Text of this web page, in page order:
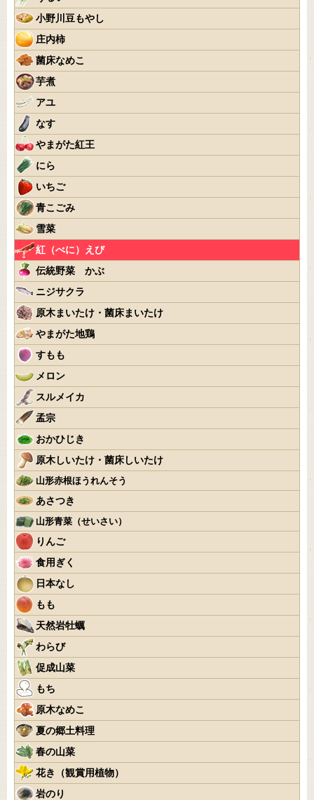
小野川豆もやし
庄内柿
菌床なめこ
芋煮
アユ
なす
やまがた紅王
にら
いちご
青こごみ
雪菜
紅（べに）えび
伝統野菜 かぶ
ニジサクラ
原木まいたけ・菌床まいたけ
やまがた地鶏
すもも
メロン
スルメイカ
孟宗
おかひじき
原木しいたけ・菌床しいたけ
山形赤根ほうれんそう
あさつき
山形青菜（せいさい）
りんご
食用ぎく
日本なし
もも
天然岩牡蠣
わらび
促成山菜
もち
原木なめこ
夏の郷土料理
春の山菜
花き（観賞用植物）
岩のり